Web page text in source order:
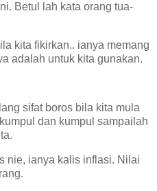
Betul lah kata orang tua-
kita fikirkan.. ianya memang
adalah untuk kita gunakan.
sifat boros bila kita mula
dan kumpul sampailah
nie, ianya kalis inflasi. Nilai